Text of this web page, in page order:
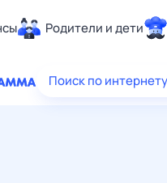
Родители и дети
Здоровье
Поиск по интернету